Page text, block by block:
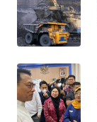
LAPAK
WAHANA
Wahana
Network